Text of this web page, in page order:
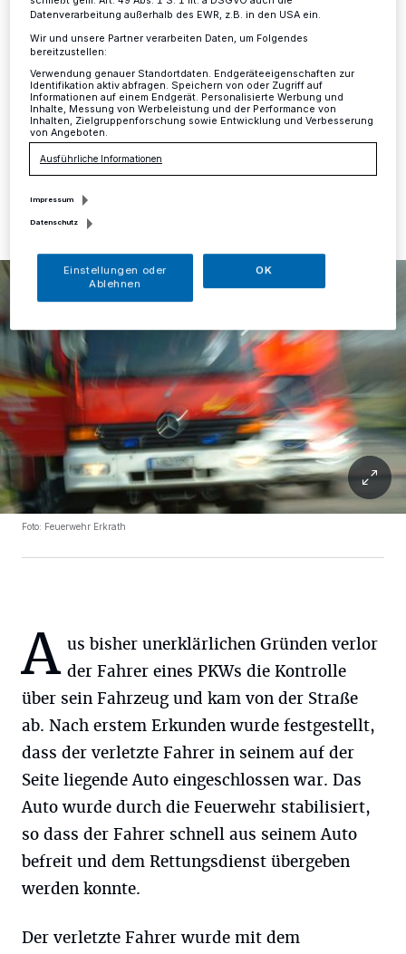
Mettmann·Am Dienstag, 18. Februar, um 11.46 Uhr
wurde die Feuerwehr Mettmann durch die Kreisleitstelle
zu einem schweren Verkehrsunfall auf die Meiersberger
Straße/Höhe Kreuzung Zur Fliethe alarmiert.
19.02.2020 , 14:36 Uhr Eine Minute Lesezeit
Foto: Feuerwehr Erkrath
A us bisher unerklärlichen Gründen verlor
der Fahrer eines PKWs die Kontrolle
über sein Fahrzeug und kam von der Straße
ab. Nach erstem Erkunden wurde festgestellt,
dass der verletzte Fahrer in seinem auf der
Seite liegende Auto eingeschlossen war. Das
Auto wurde durch die Feuerwehr stabilisiert,
so dass der Fahrer schnell aus seinem Auto
befreit und dem Rettungsdienst übergeben
werden konnte.
Der verletzte Fahrer wurde mit dem
Datenverarbeitung außerhalb des EWR, z.B. in den USA ein.
Wir und unsere Partner verarbeiten Daten, um Folgendes
bereitzustellen:
Verwendung genauer Standortdaten. Endgeräteeigenschaften zur
Identifikation aktiv abfragen. Speichern von oder Zugriff auf
Informationen auf einem Endgerät. Personalisierte Werbung und
Inhalte, Messung von Werbeleistung und der Performance von
Inhalten, Zielgruppenforschung sowie Entwicklung und Verbesserung
von Angeboten.
Ausführliche Informationen
Impressum
Datenschutz
Einstellungen oder
Ablehnen
OK